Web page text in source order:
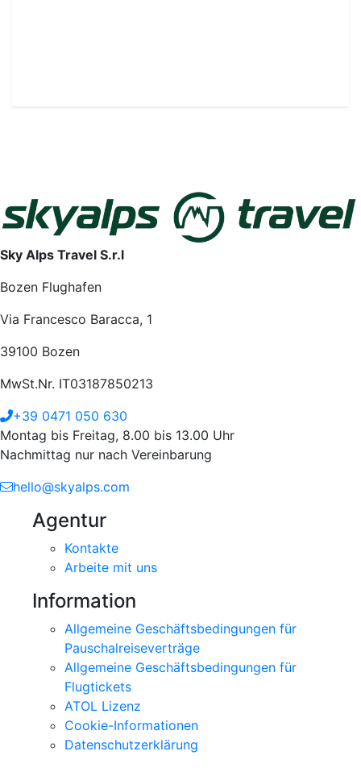
Sky Alps Travel S.r.l
Bozen Flughafen
Via Francesco Baracca, 1
39100 Bozen
MwSt.Nr. IT03187850213
+39 0471 050 630
Montag bis Freitag, 8.00 bis 13.00 Uhr
Nachmittag nur nach Vereinbarung
hello@skyalps.com
Agentur
Kontakte
Arbeite mit uns
Information
Allgemeine Geschäftsbedingungen für
Pauschalreiseverträge
Allgemeine Geschäftsbedingungen für
Flugtickets
ATOL Lizenz
Cookie-Informationen
Datenschutzerklärung